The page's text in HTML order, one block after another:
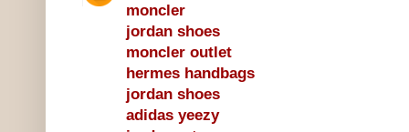
moncler
jordan shoes
moncler outlet
hermes handbags
jordan shoes
adidas yeezy